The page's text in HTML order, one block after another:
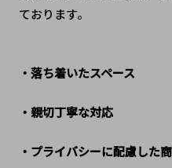
ております。
・落ち着いたスペース
・親切丁寧な対応
・プライバシーに配慮した